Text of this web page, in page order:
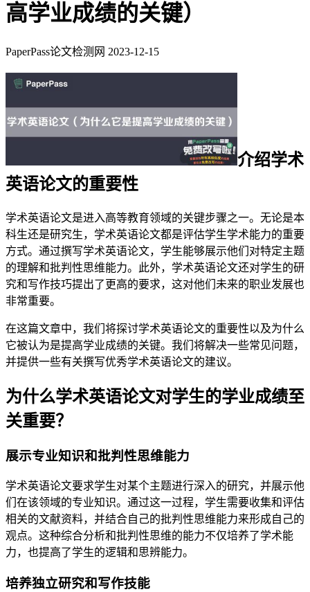
高学业成绩的关键）
PaperPass论文检测网 2023-12-15
介绍学术
英语论文的重要性
学术英语论文是进入高等教育领域的关键步骤之一。无论是本
科生还是研究生，学术英语论文都是评估学生学术能力的重要
方式。通过撰写学术英语论文，学生能够展示他们对特定主题
的理解和批判性思维能力。此外，学术英语论文还对学生的研
究和写作技巧提出了更高的要求，这对他们未来的职业发展也
非常重要。
在这篇文章中，我们将探讨学术英语论文的重要性以及为什么
它被认为是提高学业成绩的关键。我们将解决一些常见问题，
并提供一些有关撰写优秀学术英语论文的建议。
为什么学术英语论文对学生的学业成绩至
关重要？
展示专业知识和批判性思维能力
学术英语论文要求学生对某个主题进行深入的研究，并展示他
们在该领域的专业知识。通过这一过程，学生需要收集和评估
相关的文献资料，并结合自己的批判性思维能力来形成自己的
观点。这种综合分析和批判性思维的能力不仅培养了学术能
力，也提高了学生的逻辑和思辨能力。
培养独立研究和写作技能